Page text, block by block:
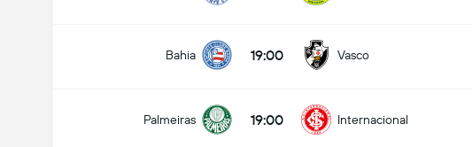
Bahia 19:00 Vasco
Palmeiras 19:00 Internacional